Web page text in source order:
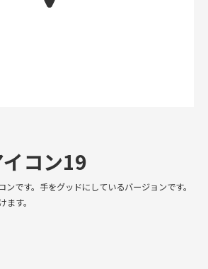
コン19
ンです。手をグッドにしているバージョンです。
す。